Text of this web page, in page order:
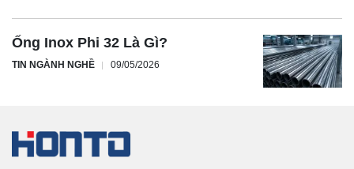
Ống Inox Phi 32 Là Gì?
TIN NGÀNH NGHỀ 09/05/2026